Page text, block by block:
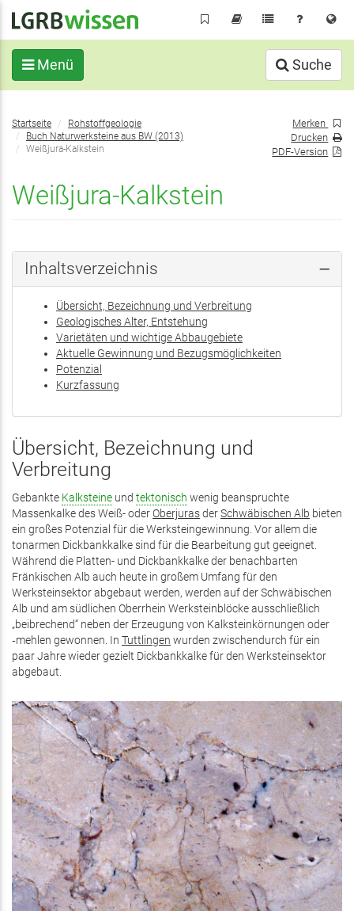
Inhalt
Menü Suche
Sie
befinden
sich
Startseite
Rohstoffgeologie
Buch Naturwerksteine aus BW (2013)
Weißjura-Kalkstein
Weißjura-Kalkstein
Merken
Drucken
PDF-Version
Inhaltsverzeichnis
Übersicht, Bezeichnung und Verbreitung
Geologisches Alter, Entstehung
Varietäten und wichtige Abbaugebiete
Aktuelle Gewinnung und Bezugsmöglichkeiten
Potenzial
Kurzfassung
Übersicht, Bezeichnung und
Verbreitung
Gebankte Kalksteine und tektonisch wenig beanspruchte
Massenkalke des Weiß- oderOberjurasderSchwäbischen Alb bieten
ein großes Potenzial für die Werksteingewinnung. Vor allem die
tonarmen Dickbankkalke sind für die Bearbeitung gut geeignet.
Während die Platten- und Dickbankkalke der benachbarten
Fränkischen Alb auch heute in großem Umfang für den
Werksteinsektor abgebaut werden, werden auf der Schwäbischen
Alb und am südlichen Oberrhein Werksteinblöcke ausschließlich
„beibrechend“ neben der Erzeugung von Kalksteinkörnungen oder
‑mehlen gewonnen. In Tuttlingen wurden zwischendurch für ein
paar Jahre wieder gezielt Dickbankkalke für den Werksteinsektor
abgebaut.